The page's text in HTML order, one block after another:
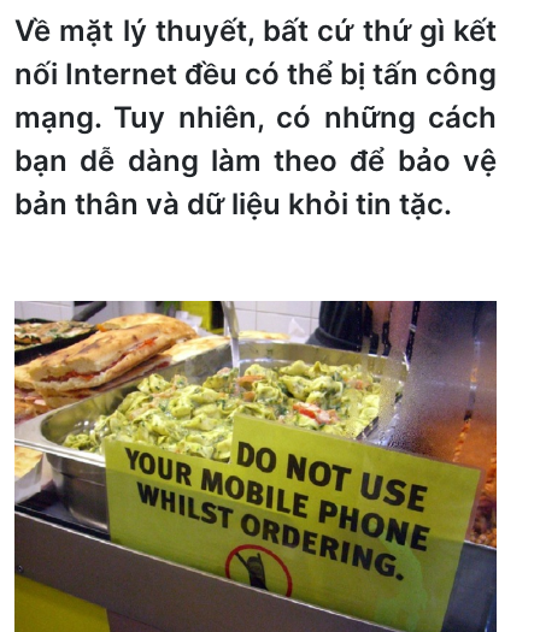
Về mặt lý thuyết, bất cứ thứ gì kết
nối Internet đều có thể bị tấn công
mạng. Tuy nhiên, có những cách
bạn dễ dàng làm theo để bảo vệ
bản thân và dữ liệu khỏi tin tặc.